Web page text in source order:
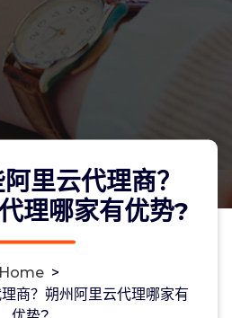
里云代理商？
理哪家有优势?
Home >
商？朔州阿里云代理哪家有
代理商？朔州阿里云